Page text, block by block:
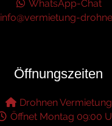
WhatsApp-Chat
info@vermietung-
Öffnungszeiten
Drohnen Vermietung
Öffnet Montag 09:00